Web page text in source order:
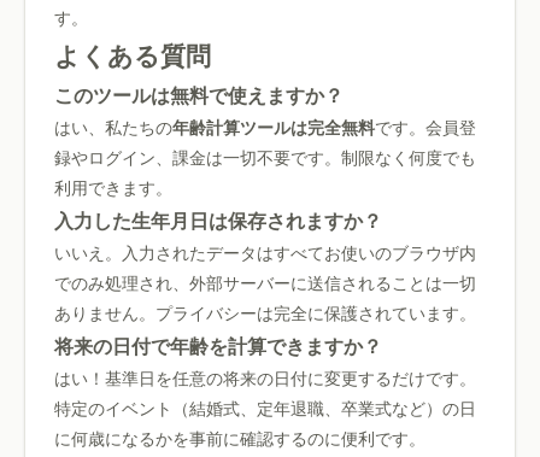
す。
よくある質問
このツールは無料で使えますか？
はい、私たちの年齢計算ツールは完全無料です。会員登
録やログイン、課金は一切不要です。制限なく何度でも
利用できます。
入力した生年月日は保存されますか？
いいえ。入力されたデータはすべてお使いのブラウザ内
でのみ処理され、外部サーバーに送信されることは一切
ありません。プライバシーは完全に保護されています。
将来の日付で年齢を計算できますか？
はい！基準日を任意の将来の日付に変更するだけです。
特定のイベント（結婚式、定年退職、卒業式など）の日
に何歳になるかを事前に確認するのに便利です。